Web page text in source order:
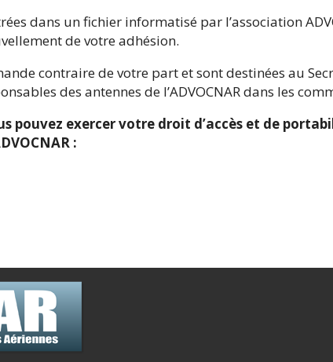
dans un fichier informatisé par l’association
de votre adhésion.
contraire de votre part et sont destinées au
des antennes de l’ADVOCNAR dans les
exercer votre droit d’accès et de
: